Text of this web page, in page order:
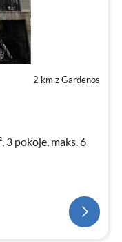
2 km z Gardenos
3 pokoje, maks. 6